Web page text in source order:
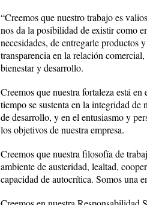
“Creemos que nuestro trabajo es
nos da la posibilidad de existir como
necesidades, de entregarle productos
transparencia en la relación
bienestar y desarrollo.
Creemos que nuestra fortaleza está
tiempo se sustenta en la integridad
de desarrollo, y en el entusiasmo y
los objetivos de nuestra empresa.
Creemos que nuestra filosofía de
ambiente de austeridad, lealtad,
capacidad de autocrítica. Somos una